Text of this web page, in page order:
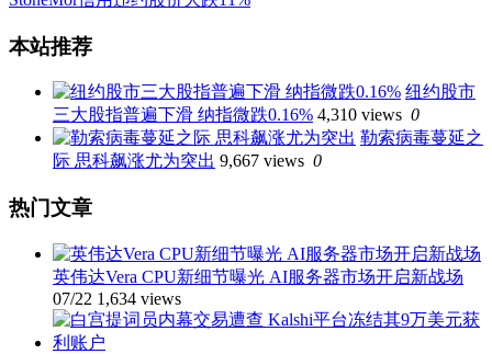
文
章
本站推荐
纽约股市
三大股指普遍下滑 纳指微跌0.16% 4,310 views 0
勒索病毒蔓延之
际 思科飙涨尤为突出 9,667 views 0
热门文章
英伟达Vera CPU新细节曝光 AI服务器市场开启新战场
07/22 1,634 views